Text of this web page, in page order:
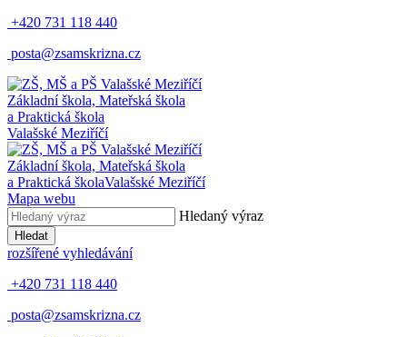
+420 731 118 440
posta@zsamskrizna.cz
Základní škola, Mateřská škola
a Praktická škola
Valašské Meziříčí
Základní škola, Mateřská škola
a Praktická školaValašské Meziříčí
Mapa webu
Hledaný výraz
Hledat
rozšířené vyhledávání
+420 731 118 440
posta@zsamskrizna.cz